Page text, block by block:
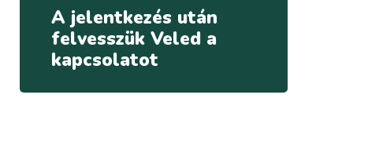
A jelentkezés után
felvesszük Veled a
kapcsolatot